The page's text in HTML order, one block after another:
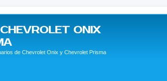
ONIX
de Chevrolet Onix y Chevrolet Prisma